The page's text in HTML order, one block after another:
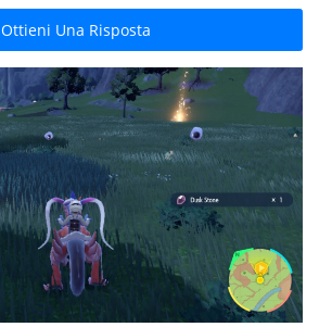
Ottieni Una Risposta